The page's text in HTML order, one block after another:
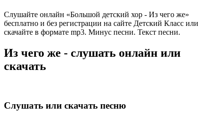
Слушайте онлайн «Большой детский хор - Из чего же»
бесплатно и без регистрации на сайте Детский Класс или
скачайте в формате mp3. Минус песни. Текст песни.
Из чего же - слушать онлайн или
скачать
Слушать или скачать песню